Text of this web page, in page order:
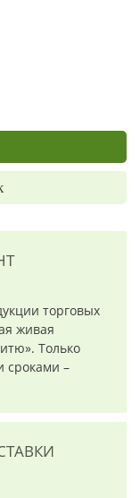
торговых
живая
Только
сроками –